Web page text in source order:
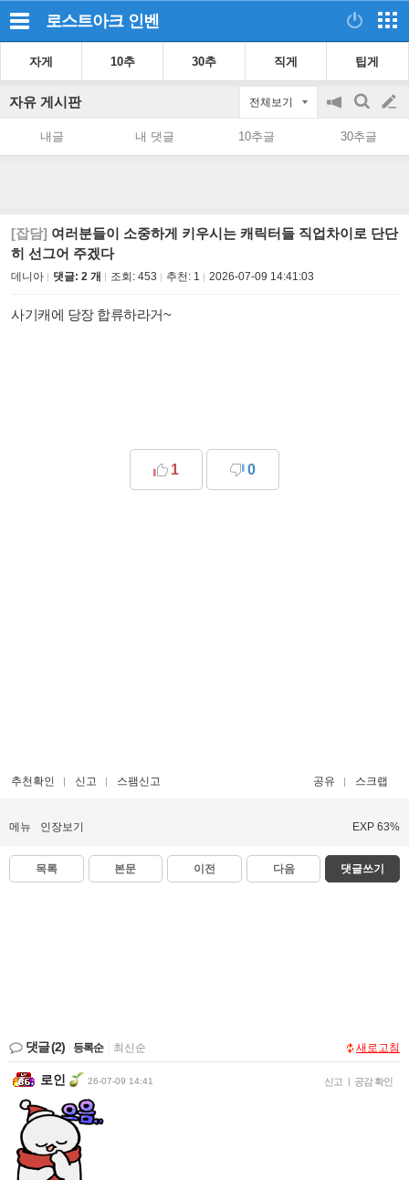
로스트아크 인벤
자게 10추 30추 직게 팁게
자유 게시판 전체보기
공
지
on/off
검
색
글
쓰
내글 내 댓글 10추글 30추글
[잡담] 여러분들이 소중하게 키우시는 캐릭터들 직업차이로 단단
히 선그어 주겠다
데니아 댓글: 2 개 조회: 453 추천: 1 2026-07-09 14:41:03
사기캐에 당장 합류하라거~
1 0
추천확인 신고 스팸신고 공유 스크랩
메뉴 인장보기 EXP 63%
목록 본문 이전 다음 댓글쓰기
댓글(2) 등록순 최신순 새로고침
로인 26-07-09 14:41 신고 | 공감 확인